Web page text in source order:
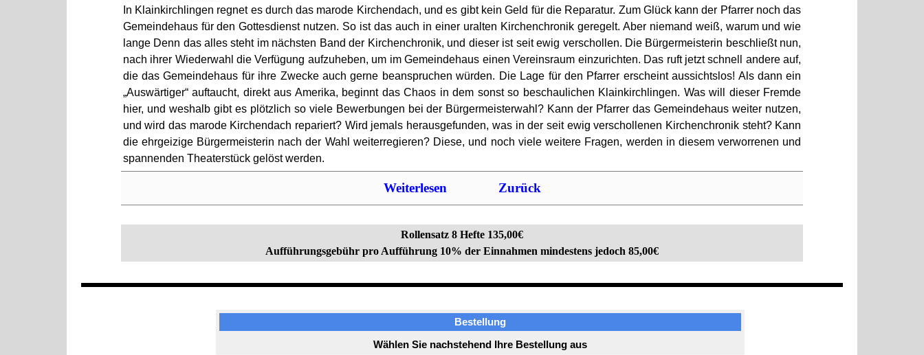
In Klainkirchlingen regnet es durch das marode Kirchendach, und es gibt kein Geld für die Reparatur. Zum Glück kann der Pfarrer noch das
Gemeindehaus für den Gottesdienst nutzen. So ist das auch in einer uralten Kirchenchronik geregelt. Aber niemand weiß, warum und wie
lange Denn das alles steht im nächsten Band der Kirchenchronik, und dieser ist seit ewig verschollen. Die Bürgermeisterin beschließt nun,
nach ihrer Wiederwahl die Verfügung aufzuheben, um im Gemeindehaus einen Vereinsraum einzurichten. Das ruft jetzt schnell andere auf,
die das Gemeindehaus für ihre Zwecke auch gerne beanspruchen würden. Die Lage für den Pfarrer erscheint aussichtslos! Als dann ein
„Auswärtiger“ auftaucht, direkt aus Amerika, beginnt das Chaos in dem sonst so beschaulichen Klainkirchlingen. Was will dieser Fremde
hier, und weshalb gibt es plötzlich so viele Bewerbungen bei der Bürgermeisterwahl? Kann der Pfarrer das Gemeindehaus weiter nutzen,
und wird das marode Kirchendach repariert? Wird jemals herausgefunden, was in der seit ewig verschollenen Kirchenchronik steht? Kann
die ehrgeizige Bürgermeisterin nach der Wahl weiterregieren? Diese, und noch viele weitere Fragen, werden in diesem verworrenen und
spannenden Theaterstück gelöst werden.
Weiterlesen Zurück
Rollensatz 8 Hefte 135,00€
Aufführungsgebühr pro Aufführung 10% der Einnahmen mindestens jedoch 85,00€
Bestellung
Wählen Sie nachstehend Ihre Bestellung aus